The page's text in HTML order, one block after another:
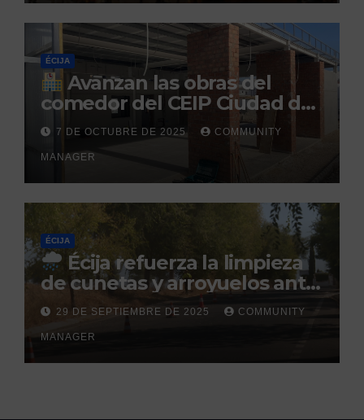
ÉCIJA
Avanzan las obras del
comedor del CEIP Ciudad del
Sol: su finalización está
prevista para finales de 2025
7 DE OCTUBRE DE 2025 COMMUNITY
MANAGER
ÉCIJA
Écija refuerza la limpieza
de cunetas y arroyuelos ante
la llegada de las lluvias
otoñales
29 DE SEPTIEMBRE DE 2025 COMMUNITY
MANAGER